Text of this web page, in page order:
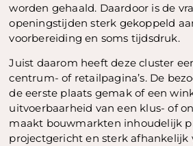
worden gehaald. Daardoor is de
openingstijden sterk gekoppeld
voorbereiding en soms tijdsdruk.
Juist daarom heeft deze cluster
centrum- of retailpagina’s. De
de eerste plaats gemak of een
uitvoerbaarheid van een klus- of
maakt bouwmarkten inhoudelijk
projectgericht en sterk